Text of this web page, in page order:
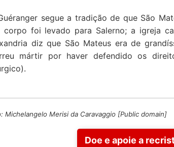
segue a tradição de que São
corpo foi levado para Salerno; a igreja
diz que São Mateus era de
mártir por haver defendido os
Michelangelo Merisi da Caravaggio [Public domain]
Doe e apoie a